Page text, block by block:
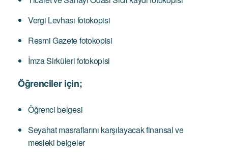
Vergi Levhası fotokopisi
Resmi Gazete fotokopisi
İmza Sirküleri fotokopisi
Öğrenciler için;
Öğrenci belgesi
Seyahat masraflarını karşılayacak finansal ve
mesleki belgeler